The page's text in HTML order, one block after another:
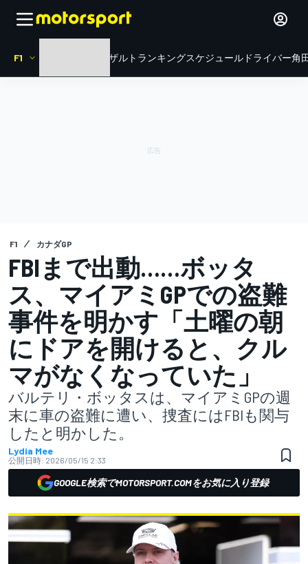
F1 リザルト ランキングスケジュール ドライバー角
F1 カナダGP
FBIまで出動……ボッタ
ス、マイアミGPでの盗難
事件を明かす「土曜の朝
にドアを開けると、クル
マがなくなっていた」
バルテリ・ボッタスは、マイアミGPの週
末に車の盗難に遭い、捜査にはFBIも関与
したと明かした。
Lydia Mee
公開日時: 2026/05/15 2:33
GOOGLE検索でMOTORSPORT.COMをお気に入り登録